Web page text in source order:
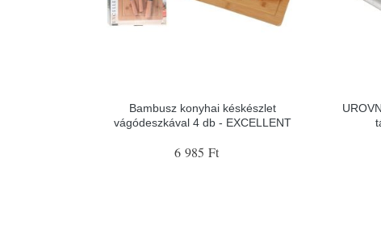
Bambusz konyhai késkészlet
vágódeszkával 4 db - EXCELLENT
6 985 Ft